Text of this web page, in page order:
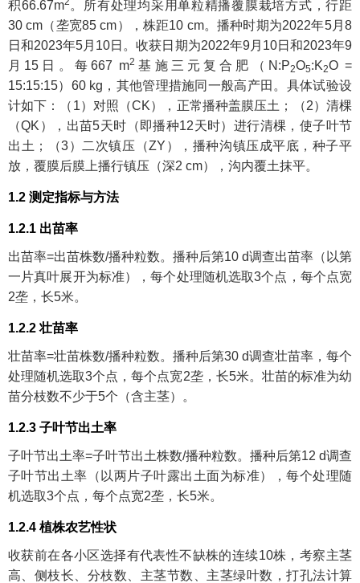
积66.67m 。所有处理均采用单粒精播覆膜栽培方式，行距
30 cm（垄宽85 cm），株距10 cm。播种时期为2022年5月8
日和2023年5月10日。收获日期为2022年9月10日和2023年9
月15日。每667 m2 基施三元复合肥（N:P2O5:K2O =
15:15:15）60 kg，其他管理措施同一般高产田。具体试验设
计如下：（1）对照（CK），正常播种盖膜压土；（2）清棵
（QK），出苗5天时（即播种12天时）进行清棵，使子叶节
出土；（3）二次镇压（ZY），播种沟镇压成平底，种子平
放，覆膜后膜上播行镇压（深2 cm），沟内覆土抹平。
1.2 测定指标与方法
1.2.1 出苗率
出苗率=出苗株数/播种粒数。播种后第10 d调查出苗率（以第
一片真叶展开为标准），每个处理随机选取3个点，每个点宽
2垄，长5米。
1.2.2 壮苗率
壮苗率=壮苗株数/播种粒数。播种后第30 d调查壮苗率，每个
处理随机选取3个点，每个点宽2垄，长5米。壮苗的标准为幼
苗分枝数不少于5个（含主茎）。
1.2.3 子叶节出土率
子叶节出土率=子叶节出土株数/播种粒数。播种后第12 d调查
子叶节出土率（以两片子叶露出土面为标准），每个处理随
机选取3个点，每个点宽2垄，长5米。
1.2.4 植株农艺性状
收获前在各小区选择有代表性不缺株的连续10株，考察主茎
高、侧枝长、分枝数、主茎节数、主茎绿叶数，打孔法计算